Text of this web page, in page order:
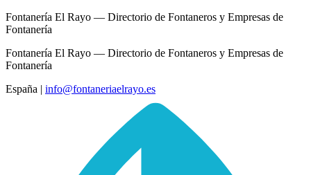
Fontanería El Rayo — Directorio de Fontaneros y Empresas de
Fontanería
Fontanería El Rayo — Directorio de Fontaneros y Empresas de
Fontanería
España | info@fontaneriaelrayo.es